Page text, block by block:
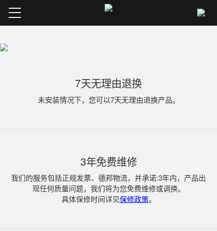
7天无理由退换
未安装情况下，您可以7天无理由退换产品。
3年免费维修
我们的服务包括正规发票、德邦物流，并承诺:3年内，产品出
现任何质量问题，我们将为您免费维修或调换。
具体保修时间详见保修政策。